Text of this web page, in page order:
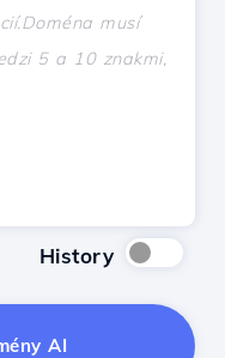
History
AI